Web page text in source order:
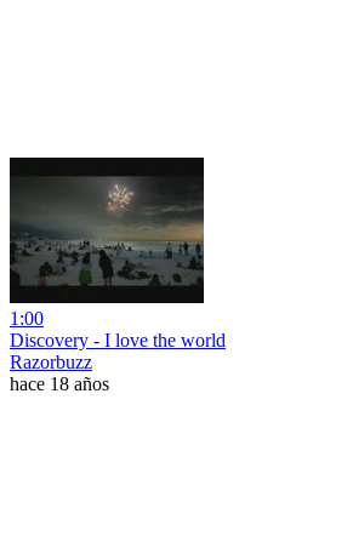
1:00
Discovery - I love the world
Razorbuzz
hace 18 años